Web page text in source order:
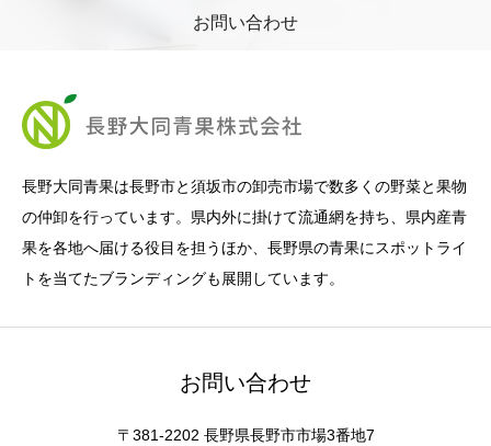
お問い合わせ
長野大同青果は長野市と須坂市の卸売市場で数多くの野菜と果物
の仲卸を行っています。県内外に掛けて流通網を持ち、県内産青
果を各地へ届ける役目を担うほか、長野県の青果にスポットライ
トを当てたブランディングも展開しています。
お問い合わせ
〒381-2202 長野県長野市市場3番地7